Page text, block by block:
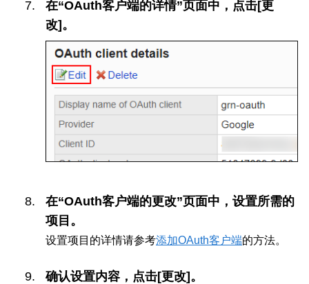
在“OAuth客户端的详情”页面中，点击[更
改]。
在“OAuth客户端的更改”页面中，设置所需的
项目。
设置项目的详情请参考添加OAuth客户端的方法。
确认设置内容，点击[更改]。